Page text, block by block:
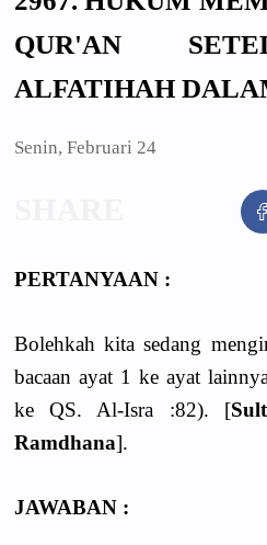
QUR'AN
ALFATIHAH
Senin, Februari 24
PERTANYAAN :
Bolehkah kita sedang
bacaan ayat 1 ke ayat
ke QS. Al-Isra :82). [
Ramdhana].
JAWABAN :